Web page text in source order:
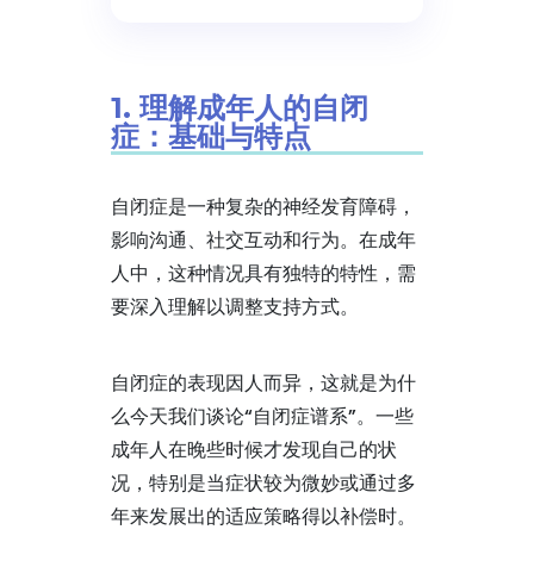
1. 理解成年人的自闭
症：基础与特点
自闭症是一种复杂的神经发育障碍，
影响沟通、社交互动和行为。在成年
人中，这种情况具有独特的特性，需
要深入理解以调整支持方式。
自闭症的表现因人而异，这就是为什
么今天我们谈论“自闭症谱系”。一些
成年人在晚些时候才发现自己的状
况，特别是当症状较为微妙或通过多
年来发展出的适应策略得以补偿时。